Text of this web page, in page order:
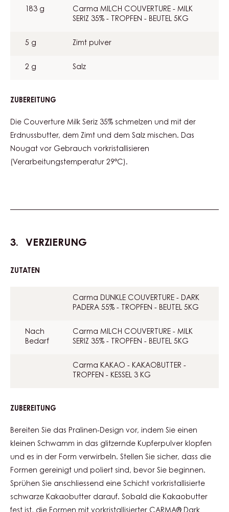
ERDNUSS
183 g
Carma MILCH COUVERTURE - MILK
SERIZ 35% - TROPFEN - BEUTEL 5KG
5 g Zimt pulver
2 g Salz
ZUBEREITUNG
MILK
35%
ERDNUSS
NOUGAT
Die Couverture Milk Seriz 35% schmelzen und mit der
Erdnussbutter, dem Zimt und dem Salz mischen. Das
Nougat vor Gebrauch vorkristallisieren
(Verarbeitungstemperatur 29°C).
VERZIERUNG
ZUTATEN
Carma DUNKLE COUVERTURE - DARK
PADERA 55% - TROPFEN - BEUTEL 5KG
Nach
Bedarf
Carma MILCH COUVERTURE - MILK
SERIZ 35% - TROPFEN - BEUTEL 5KG
Carma KAKAO - KAKAOBUTTER -
TROPFEN - KESSEL 3 KG
ZUBEREITUNG
Bereiten Sie das Pralinen-Design vor, indem Sie einen
kleinen Schwamm in das glitzernde Kupferpulver klopfen
und es in der Form verwirbeln. Stellen Sie sicher, dass die
Formen gereinigt und poliert sind, bevor Sie beginnen.
Sprühen Sie anschliessend eine Schicht vorkristallisierte
schwarze Kakaobutter darauf. Sobald die Kakaobutter